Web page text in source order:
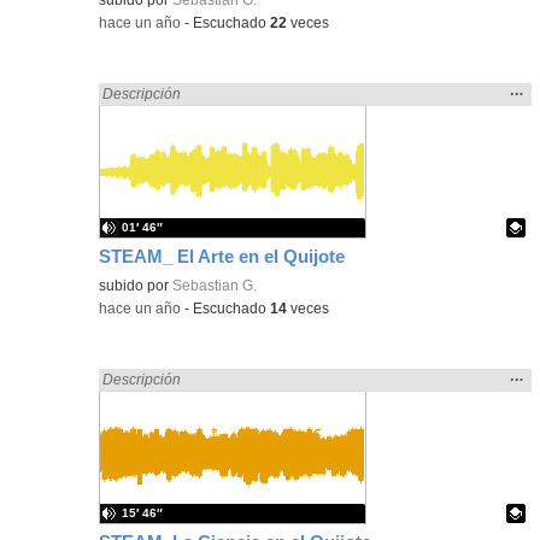
-hace un año - Escuchado22 veces
STEAM_ El Arte en el Quijote
Encontrado «song» en:
Descripción
la
…
Contenido educativo.
subido por Sebastian G.
01′ 46″
-hace un año - Escuchado14 veces
Encontrado «song» en:
Descripción
la
…
15′ 46″